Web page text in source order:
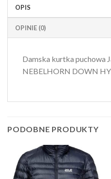
OPIS
OPINIE (0)
Damska kurtka puchowa
NEBELHORN DOWN
PODOBNE PRODUKTY